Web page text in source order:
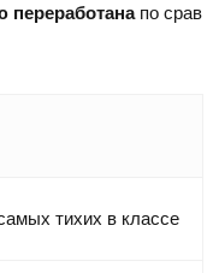
переработанапо срав
тихих в классе